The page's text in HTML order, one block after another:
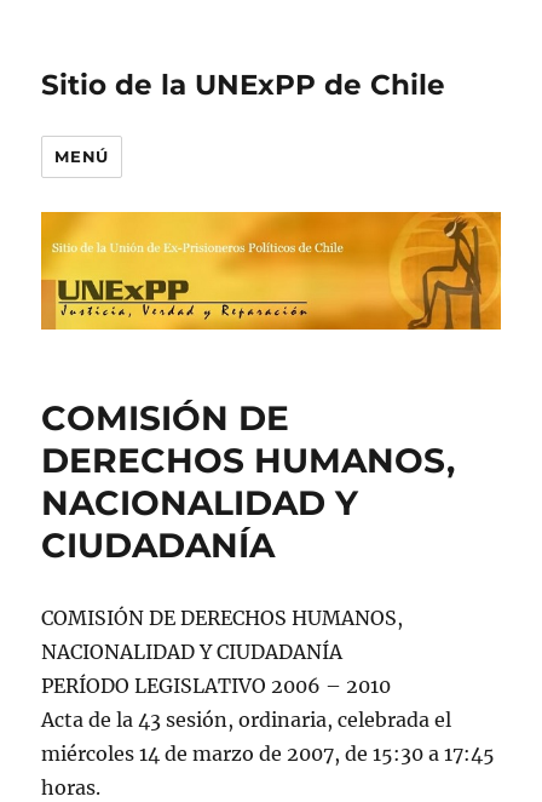
Sitio de la UNExPP de Chile
MENÚ
COMISIÓN DE
DERECHOS HUMANOS,
NACIONALIDAD Y
CIUDADANÍA
COMISIÓN DE DERECHOS HUMANOS,
NACIONALIDAD Y CIUDADANÍA
PERÍODO LEGISLATIVO 2006 – 2010
Acta de la 43 sesión, ordinaria, celebrada el
miércoles 14 de marzo de 2007, de 15:30 a 17:45
horas.